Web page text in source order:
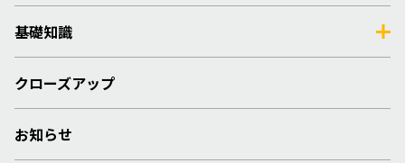
基礎知識
クローズアップ
お知らせ